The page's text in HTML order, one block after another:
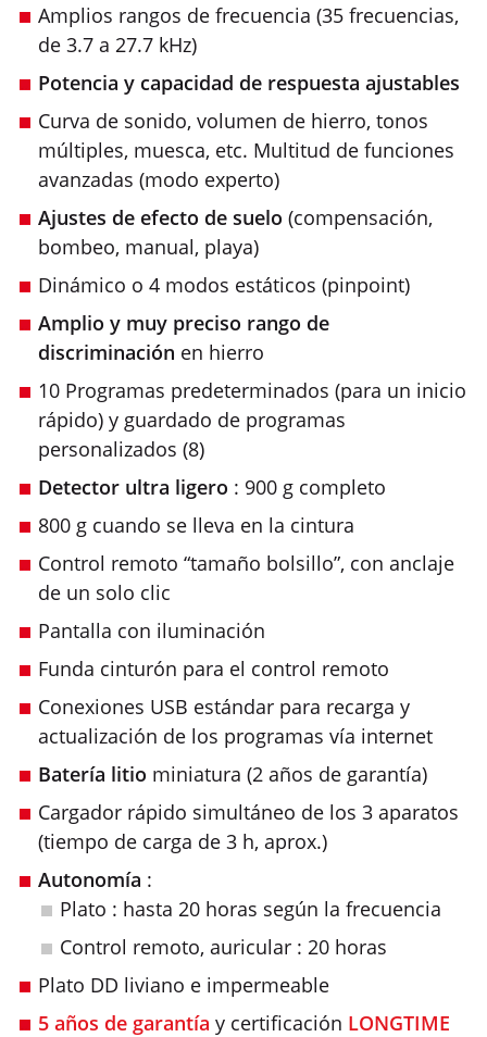
Amplios rangos de frecuencia (35 frecuencias,
de 3.7 a 27.7 kHz)
Potencia y capacidad de respuesta ajustables
Curva de sonido, volumen de hierro, tonos
múltiples, muesca, etc. Multitud de funciones
avanzadas (modo experto)
Ajustes de efecto de suelo (compensación,
bombeo, manual, playa)
Dinámico o 4 modos estáticos (pinpoint)
Amplio y muy preciso rango de
discriminación en hierro
10 Programas predeterminados (para un inicio
rápido) y guardado de programas
personalizados (8)
Detector ultra ligero : 900 g completo
800 g cuando se lleva en la cintura
Control remoto “tamaño bolsillo”, con anclaje
de un solo clic
Pantalla con iluminación
Funda cinturón para el control remoto
Conexiones USB estándar para recarga y
actualización de los programas vía internet
Batería litio miniatura (2 años de garantía)
Cargador rápido simultáneo de los 3 aparatos
(tiempo de carga de 3 h, aprox.)
Autonomía :
Plato : hasta 20 horas según la frecuencia
Control remoto, auricular : 20 horas
Plato DD liviano e impermeable
5 años de garantía y certificación LONGTIME